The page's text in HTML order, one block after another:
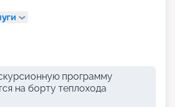
программу
на борту теплохода